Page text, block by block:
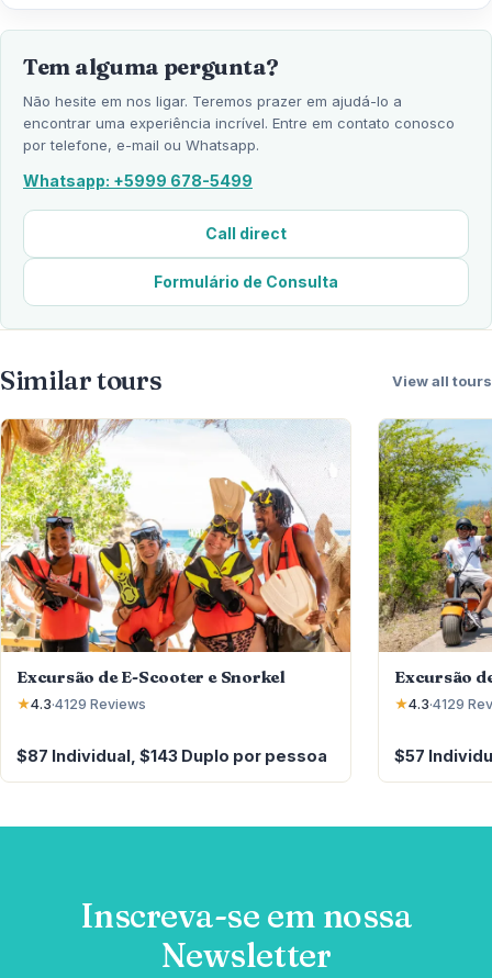
Tem alguma pergunta?
Não hesite em nos ligar. Teremos prazer em ajudá-lo a
encontrar uma experiência incrível. Entre em contato conosco
por telefone, e-mail ou Whatsapp.
Whatsapp: +5999 678-5499
Call direct
Formulário de Consulta
Similar tours View all tours
Excursão de E-Scooter e Snorkel
★4.3·4129 Reviews
$87 Individual, $143 Duplo por pessoa
Excursão
★4.3·4129
$57
Inscreva-se em nossa
Newsletter